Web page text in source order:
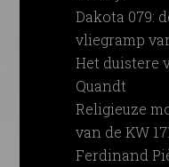
Dakota 079:
vliegramp
Het duistere
Quandt
Religieuze
van de KW
Ferdinand